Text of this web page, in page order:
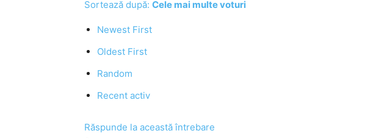
Sortează după: Cele mai multe voturi
Newest First
Oldest First
Random
Recent activ
Răspunde la această întrebare